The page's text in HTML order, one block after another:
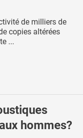
de milliers de
copies altérées
...
hommes?